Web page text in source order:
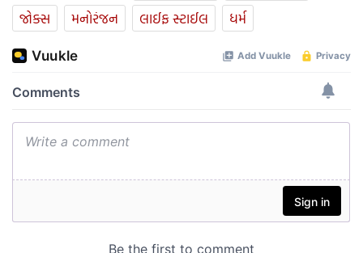
જોક્સ
મનોરંજન લાઈફ સ્ટાઈલ ધર્મ